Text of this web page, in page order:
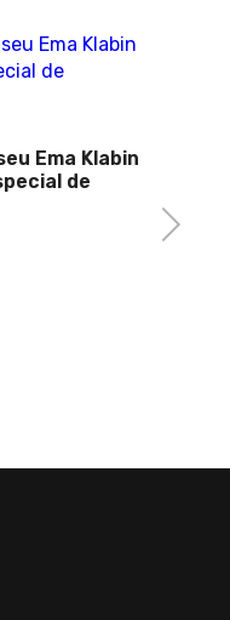
Ema Klabin
de
Next